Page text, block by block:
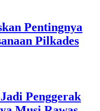
Pentingnya
Pilkades
Penggerak